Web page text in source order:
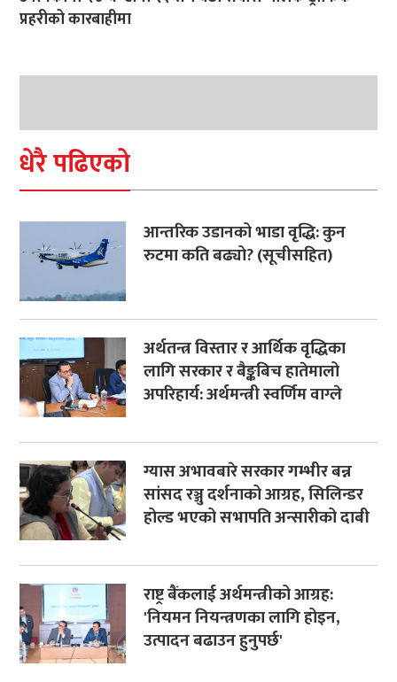
प्रहरीको कारबाहीमा
धेरै पढिएको
आन्तरिक उडानको भाडा वृद्धि: कुन
रुटमा कति बढ्यो? (सूचीसहित)
अर्थतन्त्र विस्तार र आर्थिक वृद्धिका
लागि सरकार र बैङ्कबिच हातेमालो
अपरिहार्य: अर्थमन्त्री स्वर्णिम वाग्ले
ग्यास अभावबारे सरकार गम्भीर बन्न
सांसद रञ्जु दर्शनाको आग्रह, सिलिन्डर
होल्ड भएको सभापति अन्सारीको दाबी
राष्ट्र बैंकलाई अर्थमन्त्रीको आग्रह:
'नियमन नियन्त्रणका लागि होइन,
उत्पादन बढाउन हुनुपर्छ'